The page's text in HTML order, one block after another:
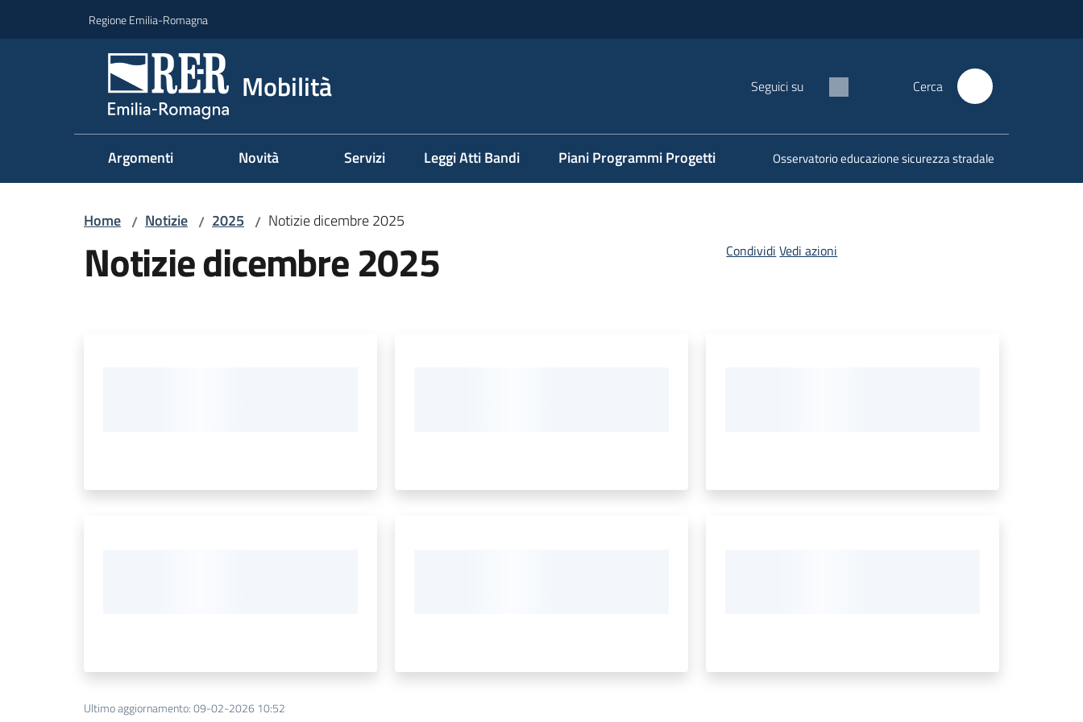
Regione Emilia-Romagna
Mobilità Seguici su Cerca
Argomenti Novità Servizi Leggi Atti Bandi Piani Programmi Progetti Osservatorio educazione sicurezza stradale
Home / Notizie / 2025 / Notizie dicembre 2025
Notizie dicembre 2025 Condividi Vedi azioni
Ultimo aggiornamento:09-02-2026 10:52